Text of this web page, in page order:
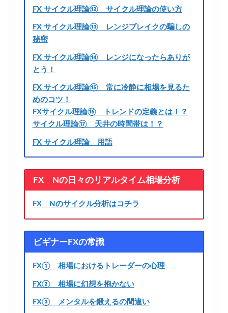
FX サイクル理論⑫ サイクル理論の使い方
FX サイクル理論⑬ レンジブレイクの騙しの
秘密
FX サイクル理論⑭ レンジになったらありが
とう！
FX サイクル理論⑮ 常に冷静に相場を見るた
めのコツ！
FXサイクル理論⑯ トレンドの定義とは！？
サイクル理論⑰ 天井の時間帯は！？
FX サイクル理論 用語
FX Nの日々のリアルタイム相場分析
FX Nのサイクル分析はコチラ
ビギナーFXの常識
FX① 相場におけるトレーダーの心理
FX② 相場に幻想を抱かない
FX③ メンタルを鍛えるの間違い